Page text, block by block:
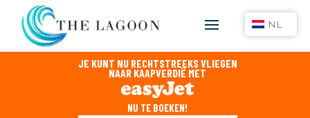
JE KUNT NU RECHTSTREEKS VLIEGEN
NAAR KAAPVERDIË MET
NU TE BOEKEN!
NL